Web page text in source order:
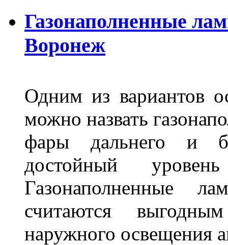
Газонаполненные
Воронеж
Одним из вариантов
можно назвать
фары дальнего и
достойный
Газонаполненные
считаются
наружного освещения